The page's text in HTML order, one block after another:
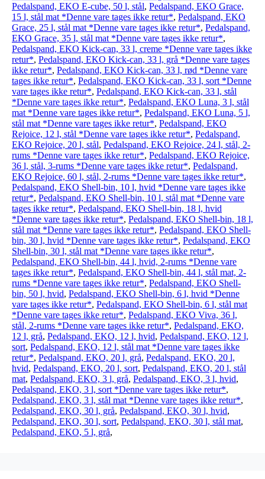
Pedalspand, EKO E-cube, 50 l, stål, Pedalspand, EKO Grace,
15 l, stål mat *Denne vare tages ikke retur*, Pedalspand, EKO
Grace, 25 l, stål mat *Denne vare tages ikke retur*, Pedalspand,
EKO Grace, 35 l, stål mat *Denne vare tages ikke retur*,
Pedalspand, EKO Kick-can, 33 l, creme *Denne vare tages ikke
retur*, Pedalspand, EKO Kick-can, 33 l, grå *Denne vare tages
ikke retur*, Pedalspand, EKO Kick-can, 33 l, rød *Denne vare
tages ikke retur*, Pedalspand, EKO Kick-can, 33 l, sort *Denne
vare tages ikke retur*, Pedalspand, EKO Kick-can, 33 l, stål
*Denne vare tages ikke retur*, Pedalspand, EKO Luna, 3 l, stål
mat *Denne vare tages ikke retur*, Pedalspand, EKO Luna, 5 l,
stål mat *Denne vare tages ikke retur*, Pedalspand, EKO
Rejoice, 12 l, stål *Denne vare tages ikke retur*, Pedalspand,
EKO Rejoice, 20 l, stål, Pedalspand, EKO Rejoice, 24 l, stål, 2-
rums *Denne vare tages ikke retur*, Pedalspand, EKO Rejoice,
36 l, stål, 3-rums *Denne vare tages ikke retur*, Pedalspand,
EKO Rejoice, 60 l, stål, 2-rums *Denne vare tages ikke retur*,
Pedalspand, EKO Shell-bin, 10 l, hvid *Denne vare tages ikke
retur*, Pedalspand, EKO Shell-bin, 10 l, stål mat *Denne vare
tages ikke retur*, Pedalspand, EKO Shell-bin, 18 l, hvid
*Denne vare tages ikke retur*, Pedalspand, EKO Shell-bin, 18 l,
stål mat *Denne vare tages ikke retur*, Pedalspand, EKO Shell-
bin, 30 l, hvid *Denne vare tages ikke retur*, Pedalspand, EKO
Shell-bin, 30 l, stål mat *Denne vare tages ikke retur*,
Pedalspand, EKO Shell-bin, 44 l, hvid, 2-rums *Denne vare
tages ikke retur*, Pedalspand, EKO Shell-bin, 44 l, stål mat, 2-
rums *Denne vare tages ikke retur*, Pedalspand, EKO Shell-
bin, 50 l, hvid, Pedalspand, EKO Shell-bin, 6 l, hvid *Denne
vare tages ikke retur*, Pedalspand, EKO Shell-bin, 6 l, stål mat
*Denne vare tages ikke retur*, Pedalspand, EKO Viva, 36 l,
stål, 2-rums *Denne vare tages ikke retur*, Pedalspand, EKO,
12 l, grå, Pedalspand, EKO, 12 l, hvid, Pedalspand, EKO, 12 l,
sort, Pedalspand, EKO, 12 l, stål mat *Denne vare tages ikke
retur*, Pedalspand, EKO, 20 l, grå, Pedalspand, EKO, 20 l,
hvid, Pedalspand, EKO, 20 l, sort, Pedalspand, EKO, 20 l, stål
mat, Pedalspand, EKO, 3 l, grå, Pedalspand, EKO, 3 l, hvid,
Pedalspand, EKO, 3 l, sort *Denne vare tages ikke retur*,
Pedalspand, EKO, 3 l, stål mat *Denne vare tages ikke retur*,
Pedalspand, EKO, 30 l, grå, Pedalspand, EKO, 30 l, hvid,
Pedalspand, EKO, 30 l, sort, Pedalspand, EKO, 30 l, stål mat,
Pedalspand, EKO, 5 l, grå,